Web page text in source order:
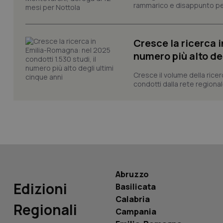
rammarico e disappunto
Cresce la ricerca
numero più alto
Cresce il volume della
condotti dalla rete
Edizioni
Regionali
Abruzzo
Basilicata
Calabria
Campania
_ga_KM60CM4NPH
Nome
_ga_0VMQEQKQ1N